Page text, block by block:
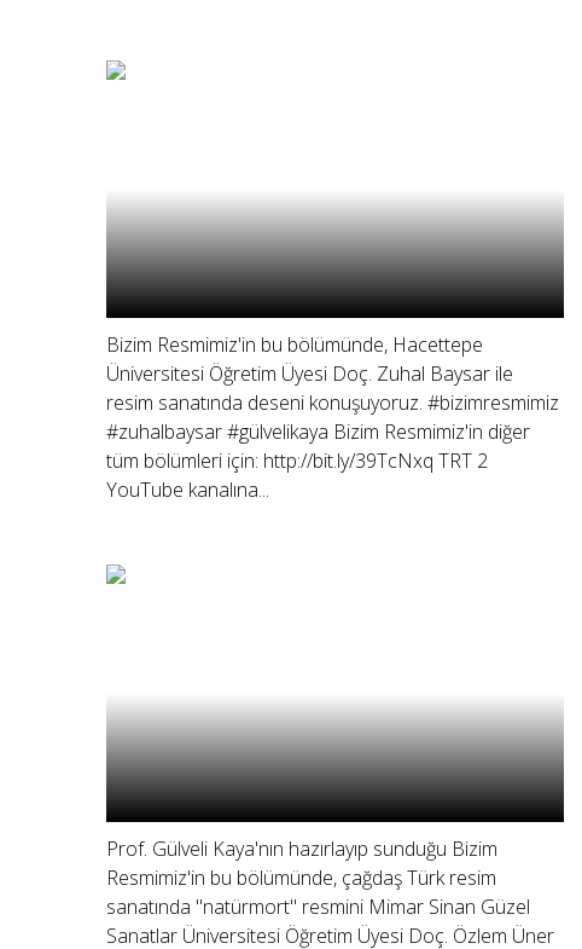
Bizim Resmimiz'in bu bölümünde, Hacettepe
Üniversitesi Öğretim Üyesi Doç. Zuhal Baysar ile
resim sanatında deseni konuşuyoruz. #bizimresmimiz
#zuhalbaysar #gülvelikaya Bizim Resmimiz'in diğer
tüm bölümleri için: http://bit.ly/39TcNxq TRT 2
YouTube kanalına...
Prof. Gülveli Kaya'nın hazırlayıp sunduğu Bizim
Resmimiz'in bu bölümünde, çağdaş Türk resim
sanatında "natürmort" resmini Mimar Sinan Güzel
Sanatlar Üniversitesi Öğretim Üyesi Doç. Özlem Üner